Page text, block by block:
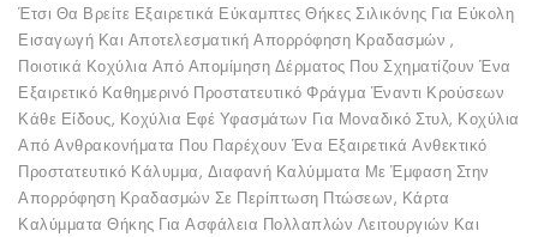
Έτσι Θα Βρείτε Εξαιρετικά Εύκαμπτες Θήκες Σιλικόνης Για Εύκολη
Εισαγωγή Και Αποτελεσματική Απορρόφηση Κραδασμών ,
Ποιοτικά Κοχύλια Από Απομίμηση Δέρματος Που Σχηματίζουν Ένα
Εξαιρετικό Καθημερινό Προστατευτικό Φράγμα Έναντι Κρούσεων
Κάθε Είδους, Κοχύλια Εφέ Υφασμάτων Για Μοναδικό Στυλ, Κοχύλια
Από Ανθρακονήματα Που Παρέχουν Ένα Εξαιρετικά Ανθεκτικό
Προστατευτικό Κάλυμμα, Διαφανή Καλύμματα Με Έμφαση Στην
Απορρόφηση Κραδασμών Σε Περίπτωση Πτώσεων, Κάρτα
Καλύμματα Θήκης Για Ασφάλεια Πολλαπλών Λειτουργιών Και